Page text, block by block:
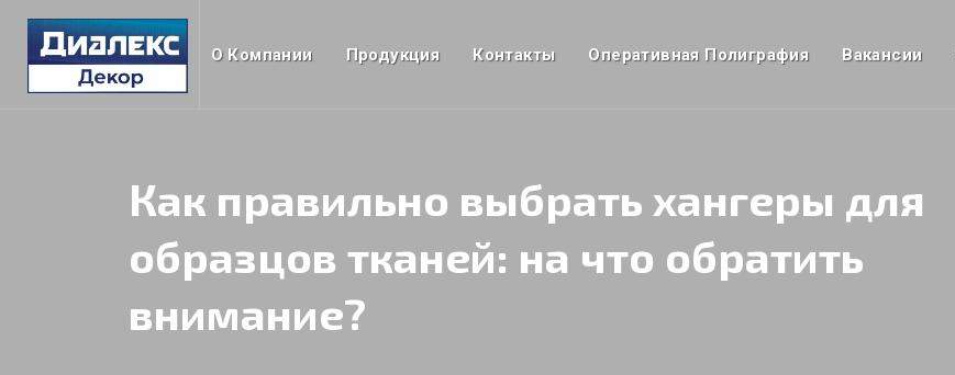
О Компании Продукция Контакты Оперативная Полиграфия Вакансии
Как правильно выбрать хангеры для
образцов тканей: на что обратить
внимание?